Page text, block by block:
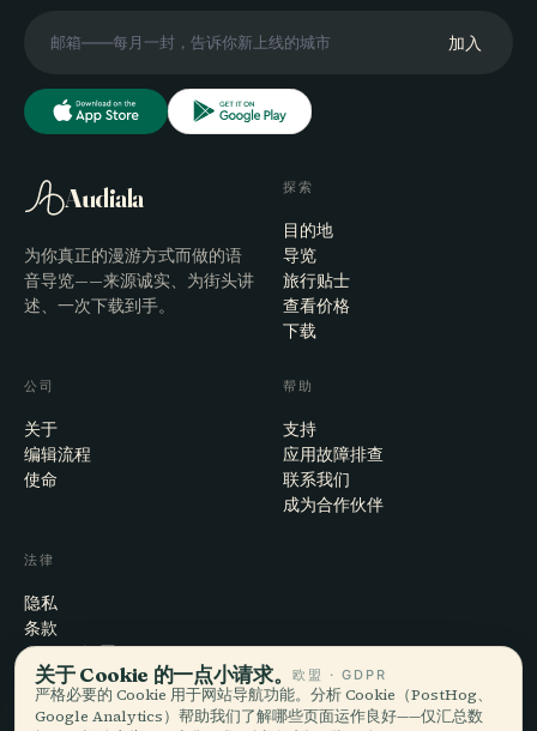
加入
Audiala
为你真正的漫游方式而做的语
音导览——来源诚实、为街头讲
述、一次下载到手。
探索
目的地
导览
旅行贴士
查看价格
下载
公司
关于
编辑流程
使命
帮助
支持
应用故障排查
联系我们
成为合作伙伴
法律
隐私
条款
Cookie 设置
注销账户
关于 Cookie 的一点小请求。欧盟 · GDPR
严格必要的 Cookie 用于网站导航功能。分析 Cookie（PostHog、
Google Analytics）帮助我们了解哪些页面运作良好——仅汇总数